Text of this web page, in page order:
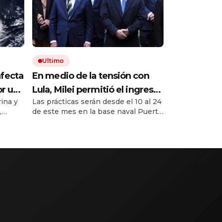
un
y
Ultimo
En medio de la tensión con
Lula, Milei permitió el ingreso
al país de la Marina de Brasil
para realizar ejercicios
Las prácticas serán desde el 10 al 24
de este mes en la base naval Puerto